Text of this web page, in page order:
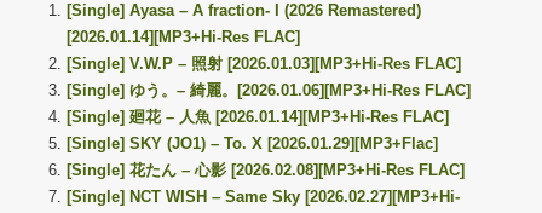
[Single] Ayasa – A fraction- I (2026 Remastered)
[2026.01.14][MP3+Hi-Res FLAC]
[Single] V.W.P – 照射 [2026.01.03][MP3+Hi-Res FLAC]
[Single] ゆう。– 綺麗。[2026.01.06][MP3+Hi-Res FLAC]
[Single] 廻花 – 人魚 [2026.01.14][MP3+Hi-Res FLAC]
[Single] SKY (JO1) – To. X [2026.01.29][MP3+Flac]
[Single] 花たん – 心影 [2026.02.08][MP3+Hi-Res FLAC]
[Single] NCT WISH – Same Sky [2026.02.27][MP3+Hi-